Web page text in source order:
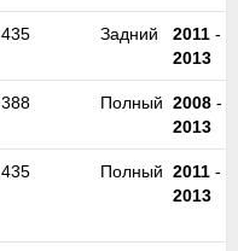
435 Задний 2011 -
2013
388 Полный 2008 -
2013
435 Полный 2011 -
2013